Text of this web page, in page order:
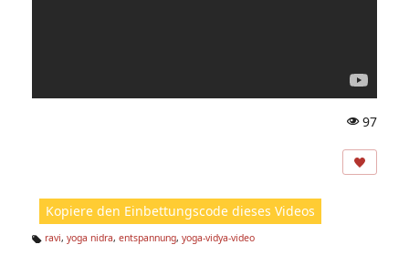
ns
ic
97
Kopiere den Einbettungscode dieses Videos
ravi, yoga nidra, entspannung, yoga-vidya-video